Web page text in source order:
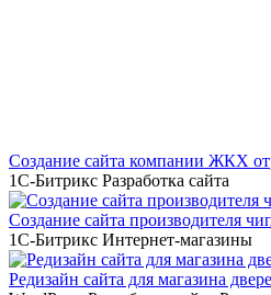
Создание сайта компании ЖКХ
1С-Битрикс Разработка сайта
Создание сайта производителя
1С-Битрикс Интернет-магазины
Редизайн сайта для магазина